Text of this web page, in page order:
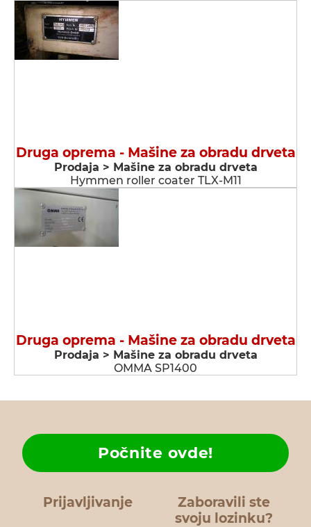
Druga oprema - Мašine za obradu drveta
Prodaja > Мašine za obradu drveta
Hymmen roller coater TLX-M11
Druga oprema - Мašine za obradu drveta
Prodaja > Мašine za obradu drveta
OMMA SP1400
Prijavljivanje
Zaboravili ste
svoju lozinku?
Počnite ovde!